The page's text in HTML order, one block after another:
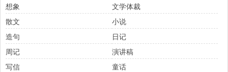
想象
文学体裁
散文
小说
造句
日记
周记
演讲稿
写信
童话